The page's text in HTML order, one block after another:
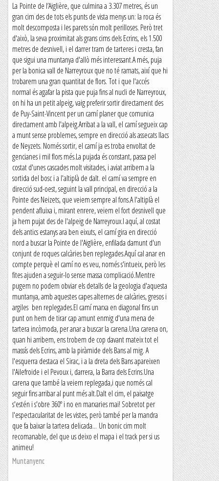
La Pointe de l’Aiglière, que culmina a 3.307 metres, és un
gran cim des de tots els punts de vista menys un: la roca és
molt descomposta i les parets són molt perilloses. Però tret
d'això, la seva proximitat als grans cims dels Ecrins, els 1.500
metres de desnivell, i el darrer tram de tarteres i cresta, fan
que sigui una muntanya d'allò més interessant.A més, puja
per la bonica vall de Narreyroux que no té ramats, així que hi
trobarem una gran quantitat de flors. Tot i que l'accés
normal és agafar la pista que puja fins al nucli de Narreyroux,
on hi ha un petit alpeig, vaig preferir sortir directament des
de Puy-Saint-Vincent per un camí planer que comunica
directament amb l'alpeig.Arribat a la vall, el camí segueix cap
a munt sense problemes, sempre en direcció als assecats llacs
de Neyzets. Només sortir, el camí ja es troba envoltat de
gencianes i mil flors més.La pujada és constant, passa pel
costat d'unes cascades molt visitades, i aviat arribem a la
sortida del bosc i a l'altiplà de dalt. el camí va sempre en
direcció sud-oest, seguint la vall principal, en direcció a la
Pointe des Neizets, que veiem sempre al fons.A l'altiplà el
pendent afluixa i, mirant enrere, veiem el fort desnivell que
ja hem pujat des de l'alpeig de Narreyroux.I aquí, al costat
dels antics estanys ara ben eixuts, el camí gira en direcció
nord a buscar la Pointe de l'Aiglière, enfilada damunt d'un
conjunt de roques calcàries ben replegades.Aquí cal anar en
compte perquè el camí no es veu, només s'intueix, però les
fites ajuden a seguir-lo sense massa complicació.Mentre
pugem no podem obviar els detalls de la geologia d'aquesta
muntanya, amb aquestes capes alternes de calcàries, gresos i
argiles ben replegades.El camí marxa en diagonal fins un
punt on hem de tirar cap amunt enmig d'una mena de
tartera incòmoda, per anar a buscar la carena.Una carena on,
quan hi arribem, ens trobem de cop davant mateix tot el
massís dels Ecrins, amb la piràmide dels Bans al mig. A
l'esquerra destaca el Sirac, i a la dreta dels Bans apareixen
l'Ailefroide i el Pevoux i, darrera, la Barra dels Ecrins.Una
carena que també la veiem replegada,i que només cal
seguir fins arribar al punt més alt.Dalt el cim, el paisatge
s'estén i s'obre 360º i no en marxaries mai! Sobretot per
l'espectacularitat de les vistes, però també per la mandra
que fa baixar la tartera delicada... Un bonic cim molt
recomanable, del que us deixo el mapa i el track per si us
animeu!
Muntanyenc